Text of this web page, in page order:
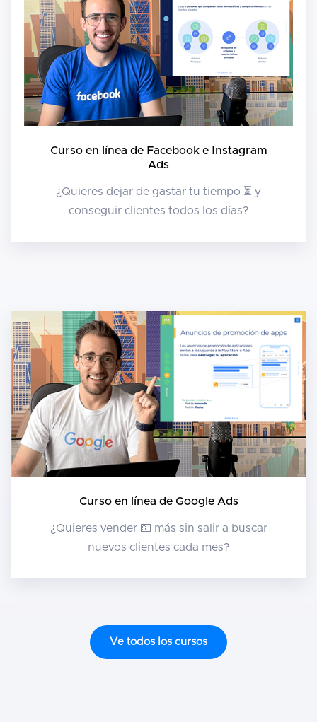
Curso en línea de Facebook e Instagram
Ads
¿Quieres dejar de gastar tu tiempo ⏳ y
conseguir clientes todos los días?
Curso en línea de Google Ads
¿Quieres vender 💵 más sin salir a buscar
nuevos clientes cada mes?
Ve todos los cursos